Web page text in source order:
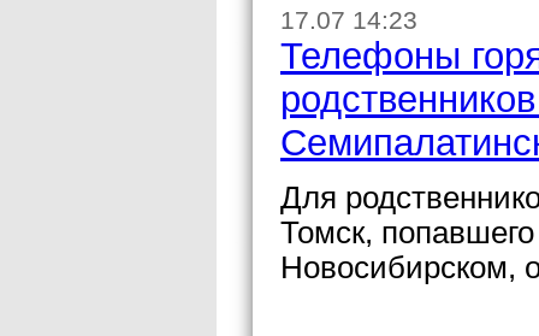
17.07 14:23
Телефоны
Для
Томск,
Новосибирском,